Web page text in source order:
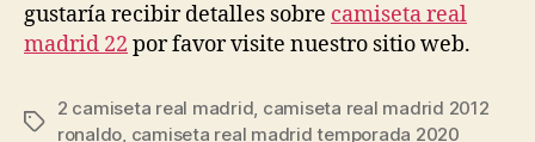
gustaría recibir detalles sobre camiseta real
madrid 22 por favor visite nuestro sitio web.
Etiquetas
2 camiseta real madrid, camiseta real madrid 2012
ronaldo, camiseta real madrid temporada 2020